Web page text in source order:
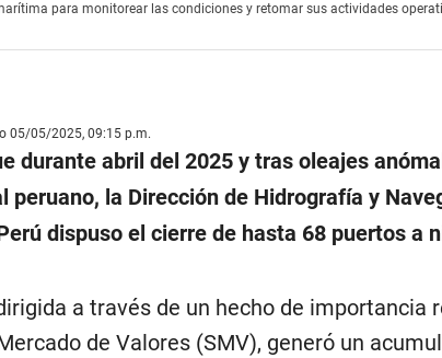
para monitorear las condiciones y retomar sus actividades
05/05/2025, 09:15 p.m.
durante abril del 2025 y tras oleajes
peruano, la Dirección de Hidrografía y
dispuso el cierre de hasta 68 puertos a
a través de un hecho de importancia
de Valores (SMV), generó un